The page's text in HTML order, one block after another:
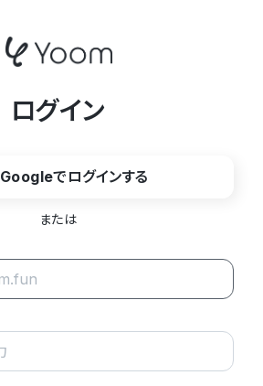
ログイン
Googleでログインする
または